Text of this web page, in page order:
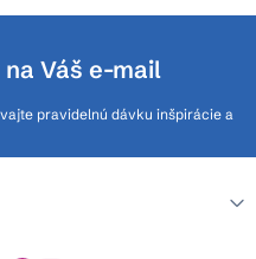
Váš e-mail
pravidelnú dávku inšpirácie a